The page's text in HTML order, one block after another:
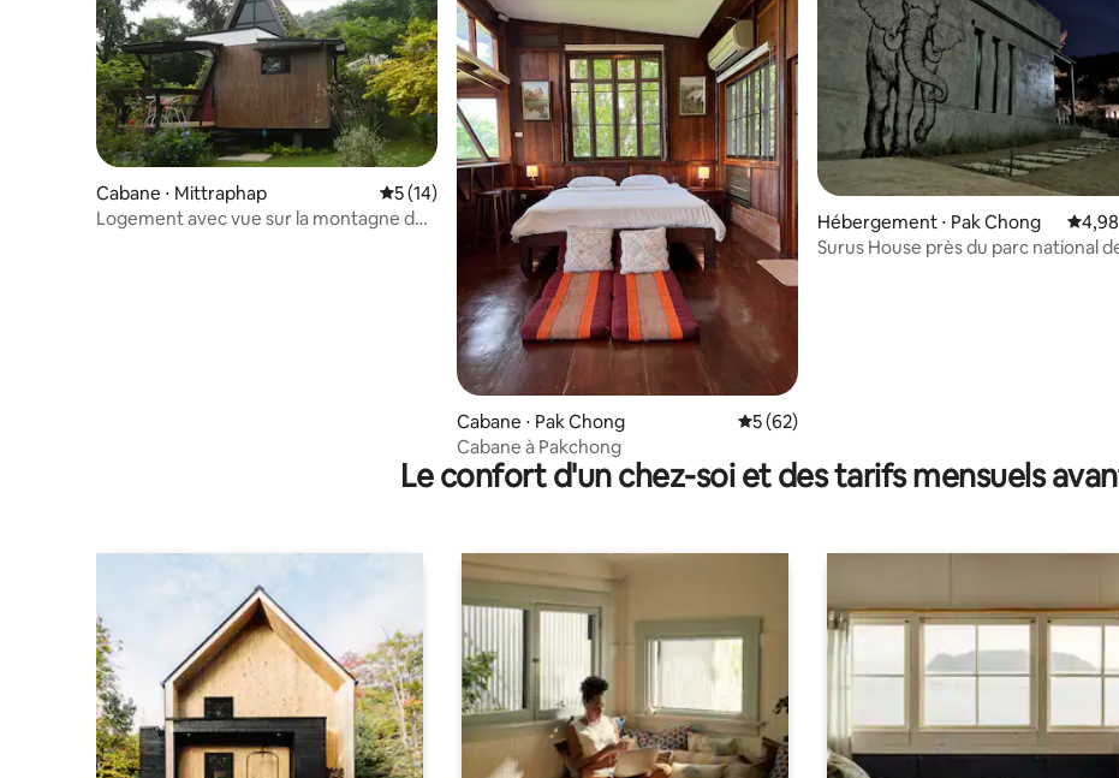
Cabane ⋅ Mittraphap Évaluation moyenne sur la base de 14 commentaires : 5 sur 5
5 (14)
Logement avec vue sur la montagne de
Cabane ⋅ Pak Chong Évaluation moyenne sur la base de 62
5 (62)
Cabane à Pakchong
Hébergement ⋅ Pak Chong
4,98
Surus House près du parc national
Le confort d'un chez-soi et des tarifs mensuels